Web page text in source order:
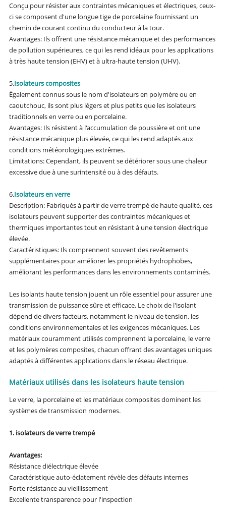
Conçu pour résister aux contraintes mécaniques et électriques, ceux-
ci se composent d'une longue tige de porcelaine fournissant un
chemin de courant continu du conducteur à la tour.
Avantages: Ils offrent une résistance mécanique et des performances
de pollution supérieures, ce qui les rend idéaux pour les applications
à très haute tension (EHV) et à ultra-haute tension (UHV).
5.Isolateurs composites
Également connus sous le nom d'isolateurs en polymère ou en
caoutchouc, ils sont plus légers et plus petits que les isolateurs
traditionnels en verre ou en porcelaine.
Avantages: Ils résistent à l'accumulation de poussière et ont une
résistance mécanique plus élevée, ce qui les rend adaptés aux
conditions météorologiques extrêmes.
Limitations: Cependant, ils peuvent se détériorer sous une chaleur
excessive due à une surintensité ou à des défauts.
6.Isolateurs en verre
Description: Fabriqués à partir de verre trempé de haute qualité, ces
isolateurs peuvent supporter des contraintes mécaniques et
thermiques importantes tout en résistant à une tension électrique
élevée.
Caractéristiques: Ils comprennent souvent des revêtements
supplémentaires pour améliorer les propriétés hydrophobes,
améliorant les performances dans les environnements contaminés.
Les isolants haute tension jouent un rôle essentiel pour assurer une
transmission de puissance sûre et efficace. Le choix de l'isolant
dépend de divers facteurs, notamment le niveau de tension, les
conditions environnementales et les exigences mécaniques. Les
matériaux couramment utilisés comprennent la porcelaine, le verre
et les polymères composites, chacun offrant des avantages uniques
adaptés à différentes applications dans le réseau électrique.
Matériaux utilisés dans les isolateurs haute tension
Le verre, la porcelaine et les matériaux composites dominent les
systèmes de transmission modernes.
1. isolateurs de verre trempé
Avantages:
Résistance diélectrique élevée
Caractéristique auto-éclatement révèle des défauts internes
Forte résistance au vieillissement
Excellente transparence pour l'inspection